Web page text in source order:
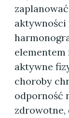
aktywności
elementem
aktywne
choroby
odporność
zdrowotne,